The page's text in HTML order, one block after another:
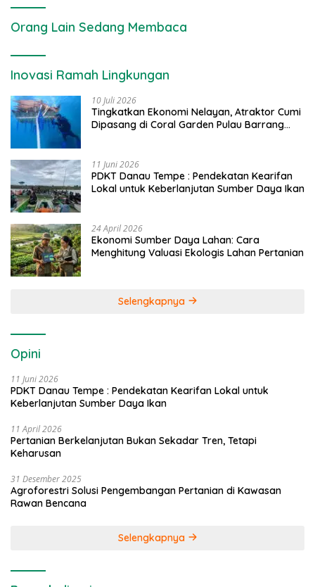
Orang Lain Sedang Membaca
Inovasi Ramah Lingkungan
10 Juli 2026
Tingkatkan Ekonomi Nelayan, Atraktor Cumi
Dipasang di Coral Garden Pulau Barrang
11 Juni 2026
PDKT Danau Tempe : Pendekatan Kearifan
Lokal untuk Keberlanjutan Sumber Daya Ikan
24 April 2026
Ekonomi Sumber Daya Lahan: Cara
Menghitung Valuasi Ekologis Lahan Pertanian
Selengkapnya
Opini
11 Juni 2026
PDKT Danau Tempe : Pendekatan Kearifan Lokal untuk
Keberlanjutan Sumber Daya Ikan
11 April 2026
Pertanian Berkelanjutan Bukan Sekadar Tren, Tetapi
Keharusan
31 Desember 2025
Agroforestri Solusi Pengembangan Pertanian di Kawasan
Rawan Bencana
Selengkapnya